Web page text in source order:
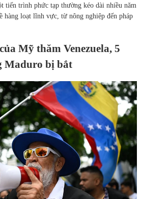
tiến trình phức tạp thường kéo dài nhiều năm
hàng loạt lĩnh vực, từ nông nghiệp đến pháp
Mỹ thăm Venezuela, 5
Maduro bị bắt